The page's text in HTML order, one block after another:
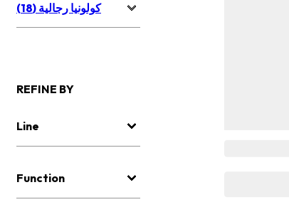
كولونيا رجالية (18)
REFINE BY
Line
Function